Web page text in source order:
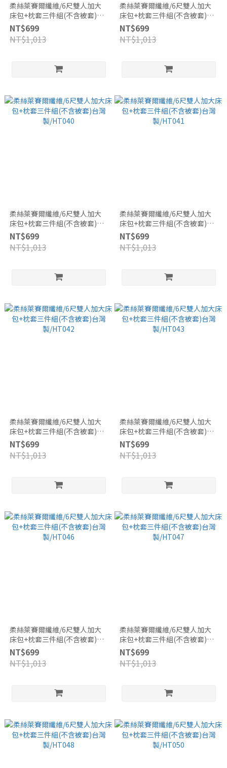
柔絲萊賽爾纖維/6尺雙人加大
床包+枕套三件組(不含被套)台
灣製/HT038
NT$699
NT$1,013
柔絲萊賽爾纖維/6尺雙人加大
床包+枕套三件組(不含被套)台
灣製/HT039
NT$699
NT$1,013
柔絲萊賽爾纖維/6尺雙人加大
床包+枕套三件組(不含被套)台
灣製/HT040
NT$699
NT$1,013
柔絲萊賽爾纖維/6尺雙人加大
床包+枕套三件組(不含被套)台
灣製/HT041
NT$699
NT$1,013
柔絲萊賽爾纖維/6尺雙人加大
床包+枕套三件組(不含被套)台
灣製/HT042
NT$699
NT$1,013
柔絲萊賽爾纖維/6尺雙人加大
床包+枕套三件組(不含被套)台
灣製/HT043
NT$699
NT$1,013
柔絲萊賽爾纖維/6尺雙人加大
床包+枕套三件組(不含被套)台
灣製/HT046
NT$699
NT$1,013
柔絲萊賽爾纖維/6尺雙人加大
床包+枕套三件組(不含被套)台
灣製/HT047
NT$699
NT$1,013